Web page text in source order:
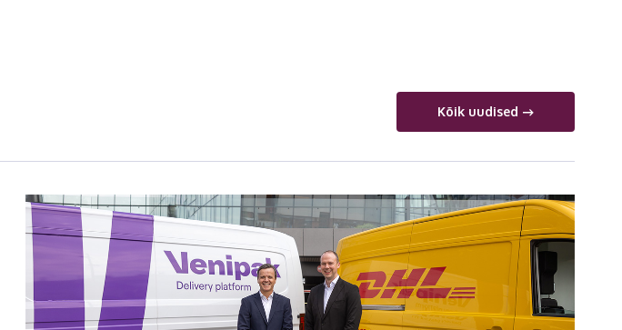
Kõik uudised